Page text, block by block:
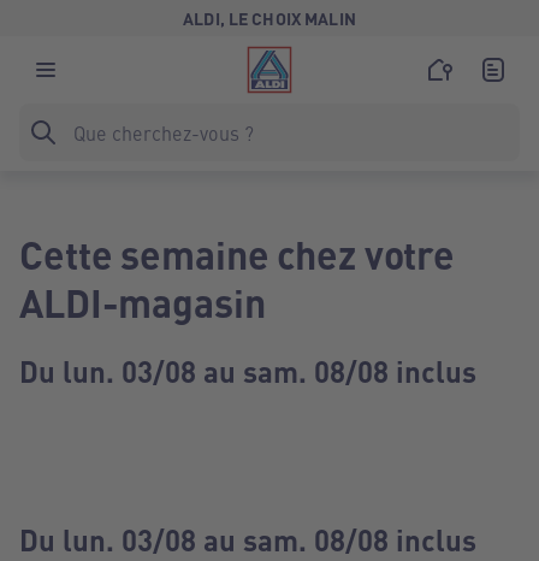
ALDI, LE CHOIX MALIN
Cette semaine chez votre
ALDI-magasin
Du lun. 03/08 au sam. 08/08 inclus
Du lun. 03/08 au sam. 08/08 inclus